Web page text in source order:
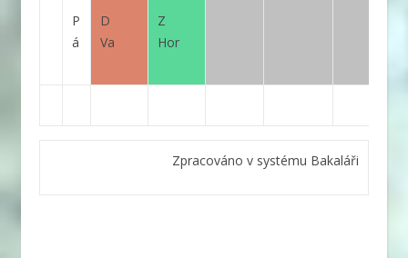
P
á
D
Va
Z
Hor
Zpracováno v systému Bakaláři